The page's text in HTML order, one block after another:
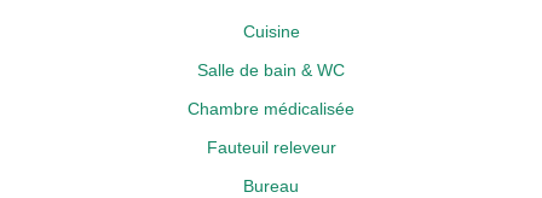
Cuisine
Salle de bain & WC
Chambre médicalisée
Fauteuil releveur
Bureau